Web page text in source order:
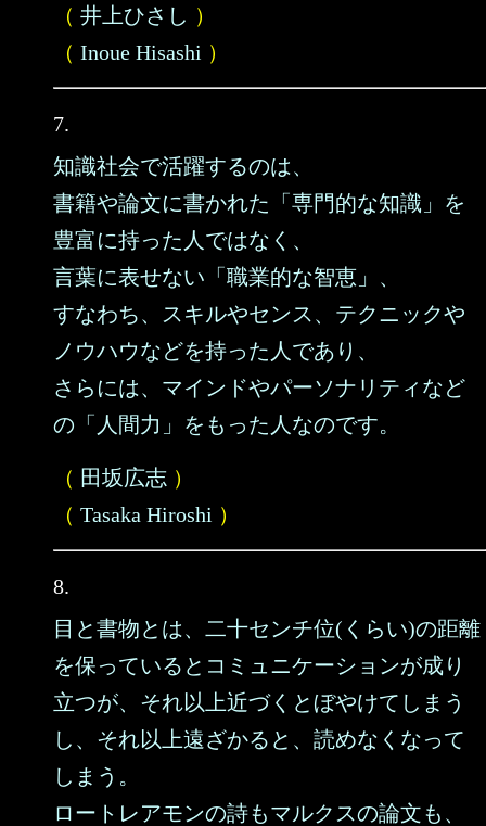
（ 井上ひさし ）
（ Inoue Hisashi ）
7.
知識社会で活躍するのは、
書籍や論文に書かれた「専門的な知識」を
豊富に持った人ではなく、
言葉に表せない「職業的な智恵」、
すなわち、スキルやセンス、テクニックや
ノウハウなどを持った人であり、
さらには、マインドやパーソナリティなど
の「人間力」をもった人なのです。
（ 田坂広志 ）
（ Tasaka Hiroshi ）
8.
目と書物とは、二十センチ位(くらい)の距離
を保っているとコミュニケーションが成り
立つが、それ以上近づくとぼやけてしまう
し、それ以上遠ざかると、読めなくなって
しまう。
ロートレアモンの詩もマルクスの論文も、